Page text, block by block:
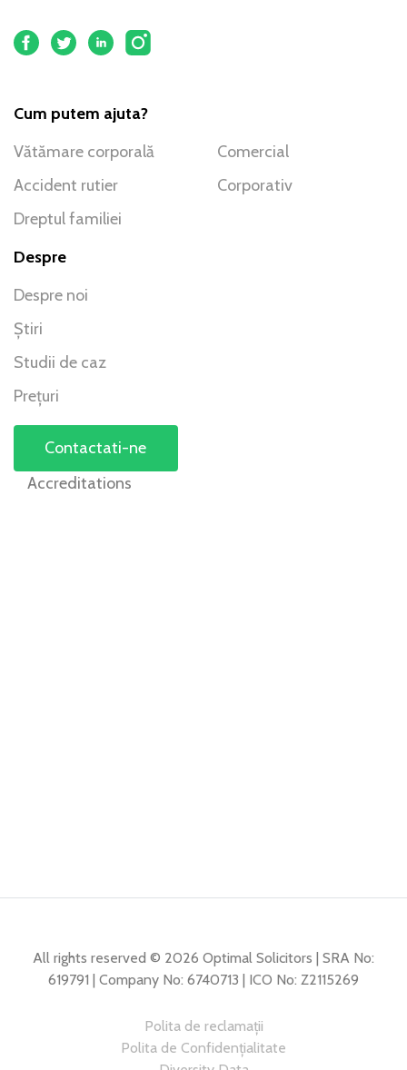
Cum putem ajuta?
Vătămare corporală
Accident rutier
Dreptul familiei
Comercial
Corporativ
Despre
Despre noi
Știri
Studii de caz
Prețuri
Contactati-ne
Accreditations
All rights reserved © 2026 Optimal Solicitors | SRA No:
619791 | Company No: 6740713 | ICO No: Z2115269
Polita de reclamații
Polita de Confidențialitate